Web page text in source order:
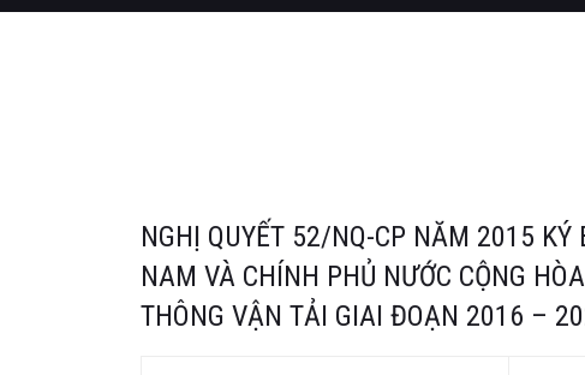
NGHỊ QUYẾT 52/NQ-CP NĂM 2015 KÝ
NAM VÀ CHÍNH PHỦ NƯỚC CỘNG
THÔNG VẬN TẢI GIAI ĐOẠN 2016 –